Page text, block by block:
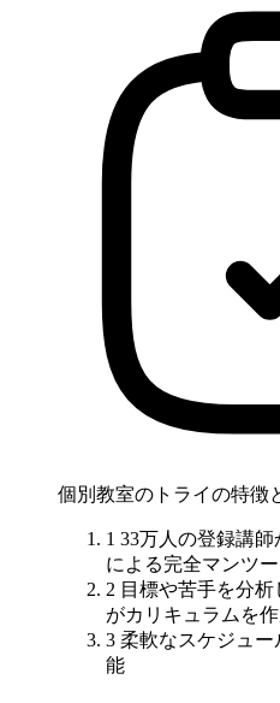
個別教室のトライの特徴
1 33万人の登録講師
による完全マンツ
2 目標や苦手を分析
がカリキュラムを
3 柔軟なスケジュ
能